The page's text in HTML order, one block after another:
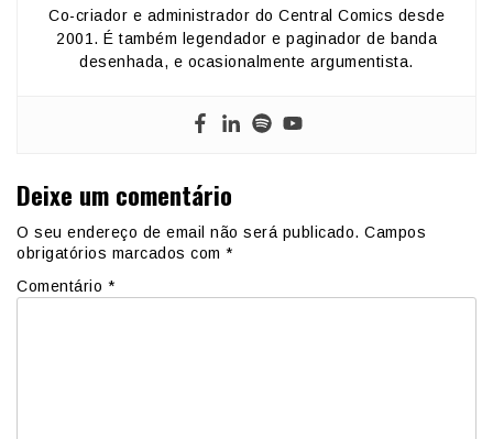
Co-criador e administrador do Central Comics desde
2001. É também legendador e paginador de banda
desenhada, e ocasionalmente argumentista.
Deixe um comentário
O seu endereço de email não será publicado. Campos
obrigatórios marcados com *
Comentário *